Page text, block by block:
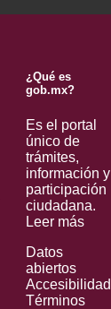
¿Qué es
gob.mx?
Es el portal
único de
trámites,
información y
participación
ciudadana.
Leer más
Datos
abiertos
Accesibilidad
Términos